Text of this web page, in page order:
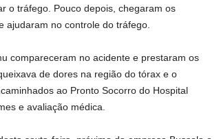
o tráfego. Pouco depois, chegaram os
ajudaram no controle do tráfego.
compareceram no acidente e prestaram os
de dores na região do tórax e o
ao Pronto Socorro do Hospital
e avaliação médica.